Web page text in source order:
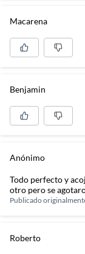
Macarena
Benjamin
Anónimo
Todo perfecto y
otro pero se
Publicado
Roberto